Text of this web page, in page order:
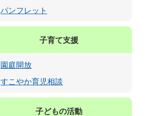
パンフレット
子育て支援
園庭開放
すこやか育児相談
子どもの活動